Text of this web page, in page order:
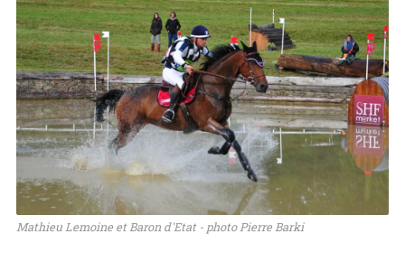
Mathieu Lemoine et Baron d'Etat - photo Pierre Barki